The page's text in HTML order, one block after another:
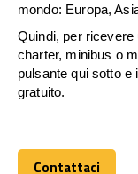
mondo: Europa,
Quindi, per ricevere
charter, minibus o
pulsante qui sotto
gratuito.
Contattaci